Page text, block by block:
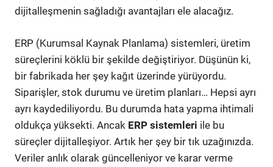
dijitalleşmenin sağladığı avantajları ele alacağız.
ERP (Kurumsal Kaynak Planlama) sistemleri, üretim
süreçlerini köklü bir şekilde değiştiriyor. Düşünün ki,
bir fabrikada her şey kağıt üzerinde yürüyordu.
Siparişler, stok durumu ve üretim planları… Hepsi ayrı
ayrı kaydediliyordu. Bu durumda hata yapma ihtimali
oldukça yüksekti. Ancak ERP sistemleri ile bu
süreçler dijitalleşiyor. Artık her şey bir tık uzağınızda.
Veriler anlık olarak güncelleniyor ve karar verme